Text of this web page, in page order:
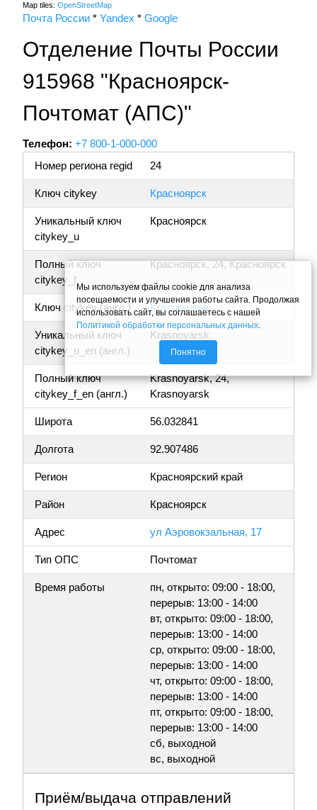
Map tiles: OpenStreetMap
Почта России * Yandex * Google
Отделение Почты России
915968 "Красноярск-
Почтомат (АПС)"
Телефон: +7 800-1-000-000
Номер региона regid
24
Ключ citykey Красноярск
Уникальный ключ
citykey_u
Красноярск
Полный ключ
citykey_f
Красноярск, 24, Красноярск
Ключ citykey (англ.) Krasnoyarsk
Уникальный ключ
citykey_u_en (англ.)
Krasnoyarsk
Полный ключ
citykey_f_en (англ.)
Krasnoyarsk, 24,
Krasnoyarsk
Широта 56.032841
Долгота 92.907486
Регион Красноярский край
Район Красноярск
Адрес ул Аэровокзальная, 17
Тип ОПС Почтомат
Время работы
пн, открыто: 09:00 - 18:00,
перерыв: 13:00 - 14:00
вт, открыто: 09:00 - 18:00,
перерыв: 13:00 - 14:00
ср, открыто: 09:00 - 18:00,
перерыв: 13:00 - 14:00
чт, открыто: 09:00 - 18:00,
перерыв: 13:00 - 14:00
пт, открыто: 09:00 - 18:00,
перерыв: 13:00 - 14:00
сб, выходной
вс, выходной
Приём/выдача отправлений
Мы используем файлы cookie для анализа
посещаемости и улучшения работы сайта. Продолжая
использовать сайт, вы соглашаетесь с нашей
Политикой обработки персональных данных.
Понятно